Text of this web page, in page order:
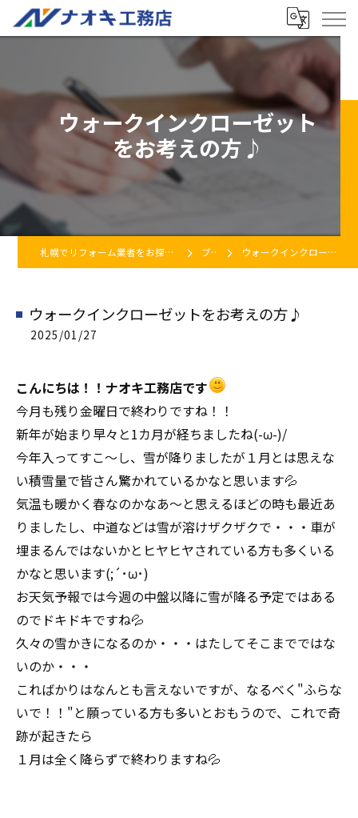
ウォークインクローゼット
をお考えの方♪
札幌でリフォーム業者をお探しなら株式会社ナオキ工務店 ブログ ウォークインクローゼットをお考えの方♪
ウォークインクローゼットをお考えの方♪
2025/01/27
こんにちは！！ナオキ工務店です
今月も残り金曜日で終わりですね！！
新年が始まり早々と1カ月が経ちましたね(-ω-)/
今年入ってすこ～し、雪が降りましたが１月とは思えな
い積雪量で皆さん驚かれているかなと思います💦
気温も暖かく春なのかなあ～と思えるほどの時も最近あ
りましたし、中道などは雪が溶けザクザクで・・・車が
埋まるんではないかとヒヤヒヤされている方も多くいる
かなと思います(;´･ω･)
お天気予報では今週の中盤以降に雪が降る予定ではある
のでドキドキですね💦
久々の雪かきになるのか・・・はたしてそこまでではな
いのか・・・
こればかりはなんとも言えないですが、なるべく"ふらな
いで！！"と願っている方も多いとおもうので、これで奇
跡が起きたら
１月は全く降らずで終わりますね💦